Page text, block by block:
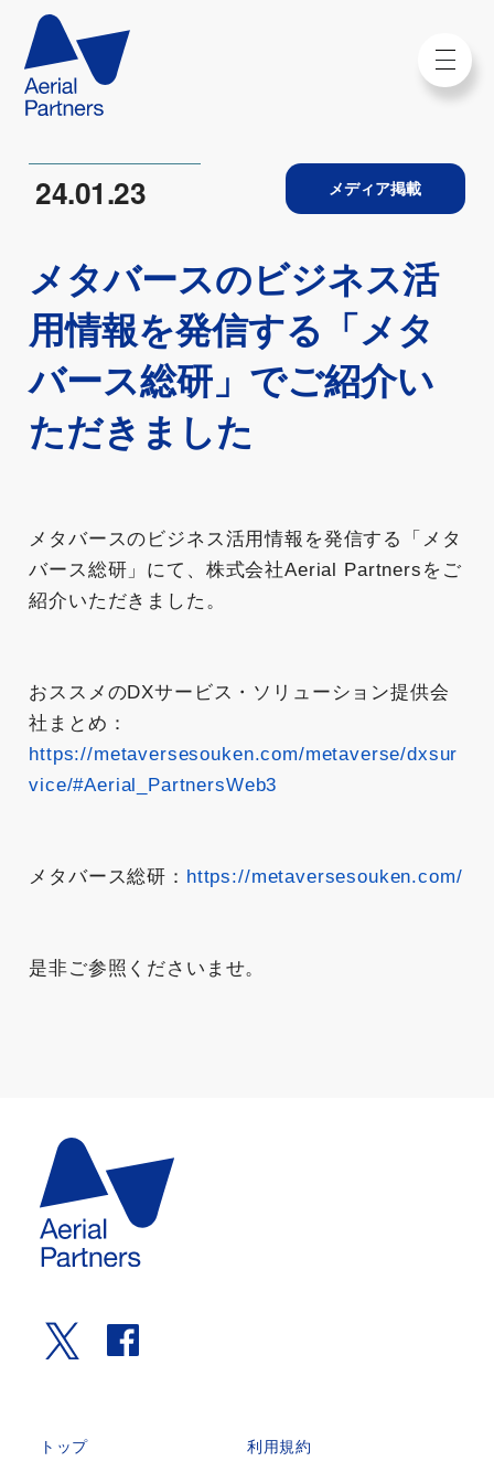
24.01.23 メディア掲載
メタバースのビジネス活
用情報を発信する「メタ
バース総研」でご紹介い
ただきました
メタバースのビジネス活用情報を発信する「メタ
バース総研」にて、株式会社Aerial Partnersをご
紹介いただきました。
おススメのDXサービス・ソリューション提供会
社まとめ：
https://metaversesouken.com/metaverse/dxsur
vice/#Aerial_PartnersWeb3
メタバース総研： https://metaversesouken.com/
是非ご参照くださいませ。
トップ 利用規約